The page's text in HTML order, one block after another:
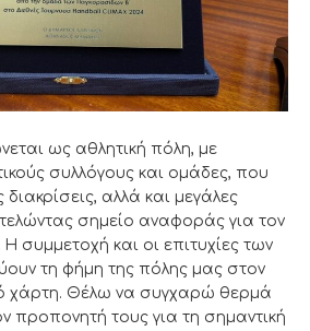
ως αθλητική πόλη, με
συλλόγους και ομάδες, που
αλλά και μεγάλες
σημείο αναφοράς για τον
Η συμμετοχή και οι επιτυχίες των
τη φήμη της πόλης μας στον
χάρτη. Θέλω να συγχαρώ θερμά
προπονητή τους για τη σημαντική